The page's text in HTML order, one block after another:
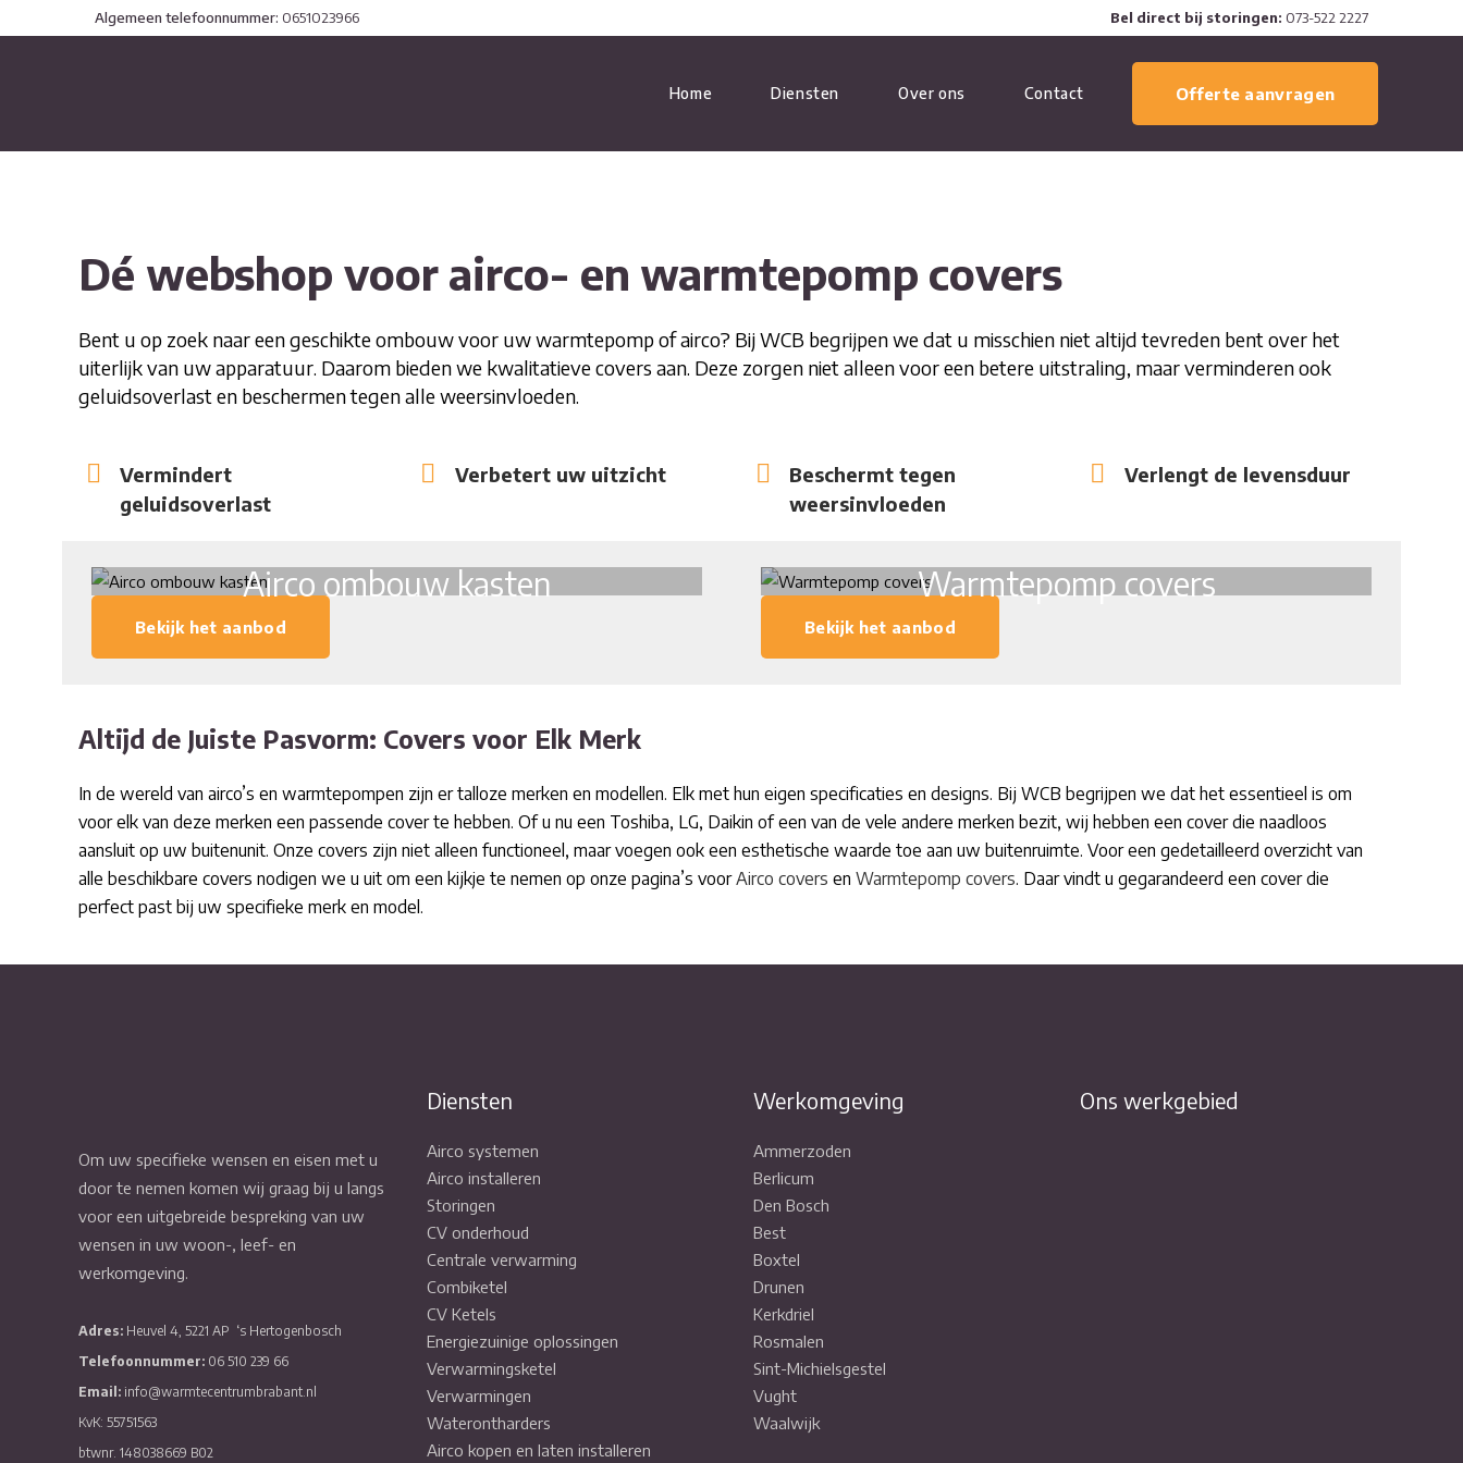
Algemeen telefoonnummer: 0651023966 Bel direct bij storingen: 073-522 2227
Offerte aanvragen
Home Diensten
AIRCO ONDERHOUD
COMBIKETEL
VERWARMINGEN
WATERONTHARDERS
Over ons Contact
Dé webshop voor airco- en warmtepomp covers
Bent u op zoek naar een geschikte ombouw voor uw warmtepomp of airco? Bij WCB begrijpen we dat u misschien niet altijd tevreden bent over het
uiterlijk van uw apparatuur. Daarom bieden we kwalitatieve covers aan. Deze zorgen niet alleen voor een betere uitstraling, maar verminderen ook
geluidsoverlast en beschermen tegen alle weersinvloeden.
Vermindert
geluidsoverlast
Verbetert uw uitzicht
Beschermt tegen
weersinvloeden
Verlengt de levensduur
Airco ombouw kasten
Bekijk het aanbod
Warmtepomp covers
Bekijk het aanbod
Altijd de Juiste Pasvorm: Covers voor Elk Merk
In de wereld van airco’s en warmtepompen zijn er talloze merken en modellen. Elk met hun eigen specificaties en designs. Bij WCB begrijpen we dat het essentieel is om
voor elk van deze merken een passende cover te hebben. Of u nu een Toshiba, LG, Daikin of een van de vele andere merken bezit, wij hebben een cover die naadloos
aansluit op uw buitenunit. Onze covers zijn niet alleen functioneel, maar voegen ook een esthetische waarde toe aan uw buitenruimte. Voor een gedetailleerd overzicht van
alle beschikbare covers nodigen we u uit om een kijkje te nemen op onze pagina’s voorAirco covers en Warmtepomp covers. Daar vindt u gegarandeerd een cover die
perfect past bij uw specifieke merk en model.
Om uw specifieke wensen en eisen met u
door te nemen komen wij graag bij u langs
voor een uitgebreide bespreking van uw
wensen in uw woon-, leef- en
werkomgeving.
Adres: Heuvel 4, 5221 AP ‘s Hertogenbosch
Telefoonnummer: 06 510 239 66
Email: info@warmtecentrumbrabant.nl
KvK: 55751563
btwnr. 148038669 B02
Diensten
Airco systemen
Airco installeren
Storingen
CV onderhoud
Centrale verwarming
Combiketel
CV Ketels
Energiezuinige oplossingen
Verwarmingsketel
Verwarmingen
Waterontharders
Airco kopen en laten installeren
Werkomgeving
Ammerzoden
Berlicum
Den Bosch
Best
Boxtel
Drunen
Kerkdriel
Rosmalen
Sint-Michielsgestel
Vught
Waalwijk
Ons werkgebied